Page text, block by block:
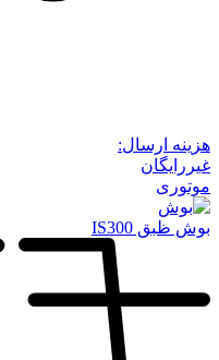
هزینه ارسال:
غیررایگان
موتوری
بوش ظبق IS300